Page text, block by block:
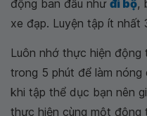
động ban đầu như đi bộ,
xe đạp. Luyện tập ít nhất
Luôn nhớ thực hiện
trong 5 phút để làm
khi tập thể dục bạn nên
thực hiện cùng một